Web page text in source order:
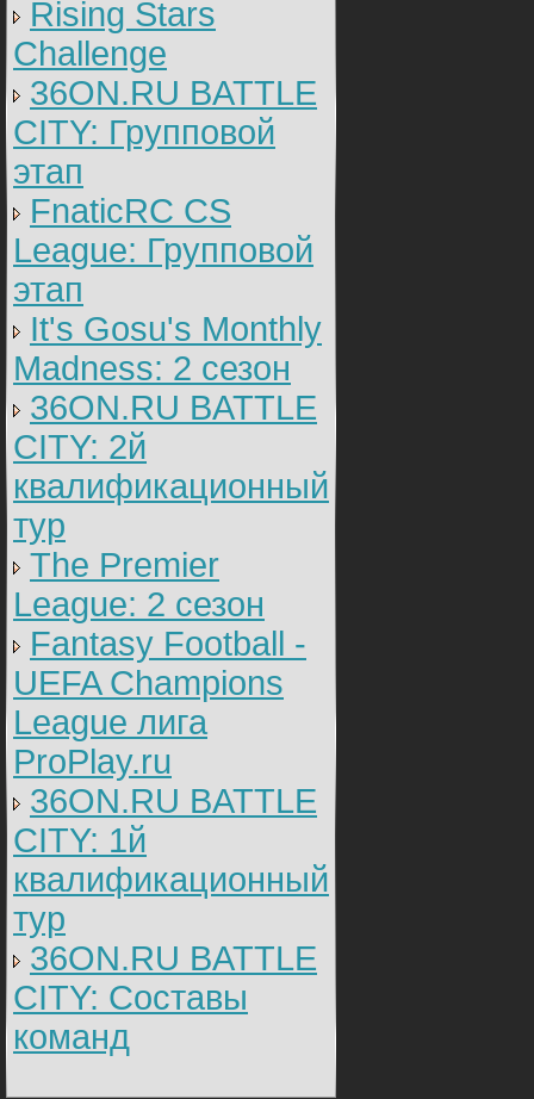
Rising Stars
Challenge
36ON.RU BATTLE
CITY: Групповой
этап
FnaticRC CS
League: Групповой
этап
It's Gosu's Monthly
Madness: 2 сезон
36ON.RU BATTLE
CITY: 2й
квалификационный
тур
The Premier
League: 2 cезон
Fantasy Football -
UEFA Champions
League лига
ProPlay.ru
36ON.RU BATTLE
CITY: 1й
квалификационный
тур
36ON.RU BATTLE
CITY: Составы
команд